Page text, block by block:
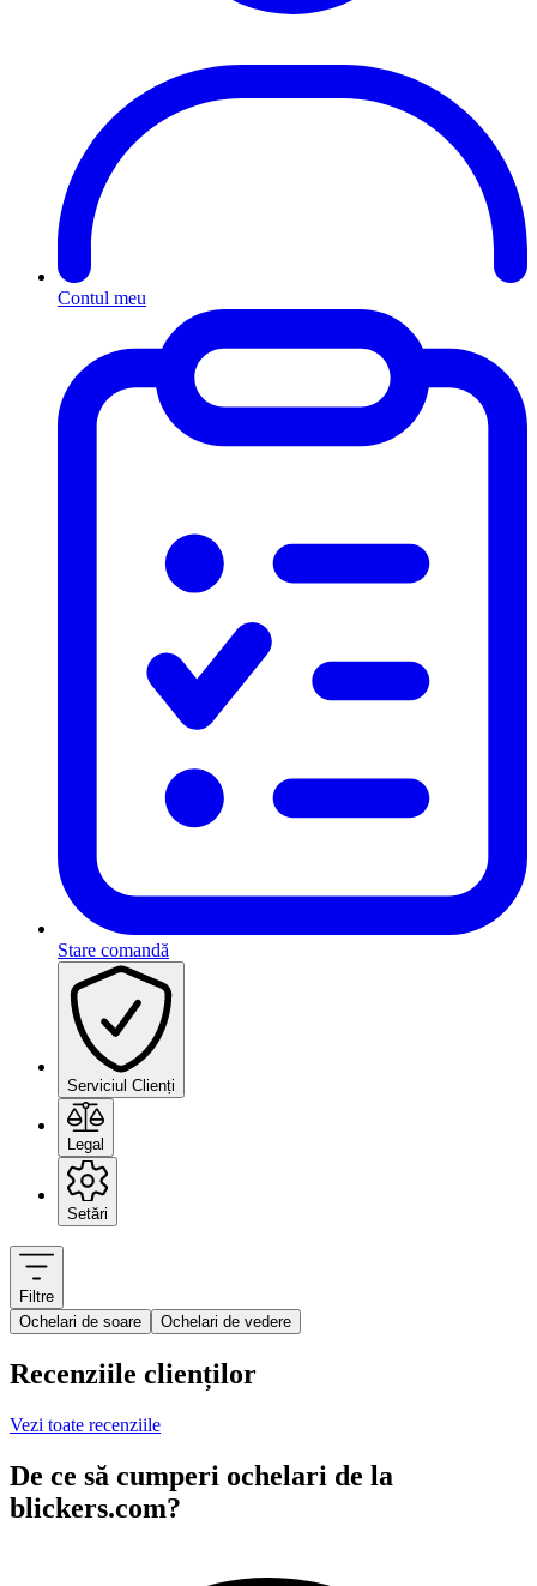
Contul meu
Stare comandă
Serviciul Clienți
Legal
Setări
Filtre
Ochelari de soare
Ochelari de vedere
Recenziile clienților
Vezi toate recenziile
De ce să cumperi ochelari de la
blickers.com?